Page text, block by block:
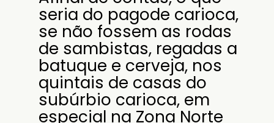
seria do pagode carioca,
se não fossem as rodas
de sambistas, regadas a
batuque e cerveja, nos
quintais de casas do
subúrbio carioca, em
especial na Zona Norte